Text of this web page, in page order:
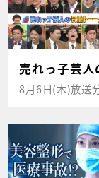
売れっ子芸
8月6日(木)放送